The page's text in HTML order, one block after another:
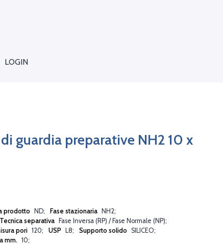
LOGIN
guardia preparative NH2 10 x
prodotto ND Fase stazionaria
NH2
Tecnica separativa
Fase Inversa (RP) / Fase Normale (NP)
pori 120 USP L8 Supporto solido SILICEO
mm.
10